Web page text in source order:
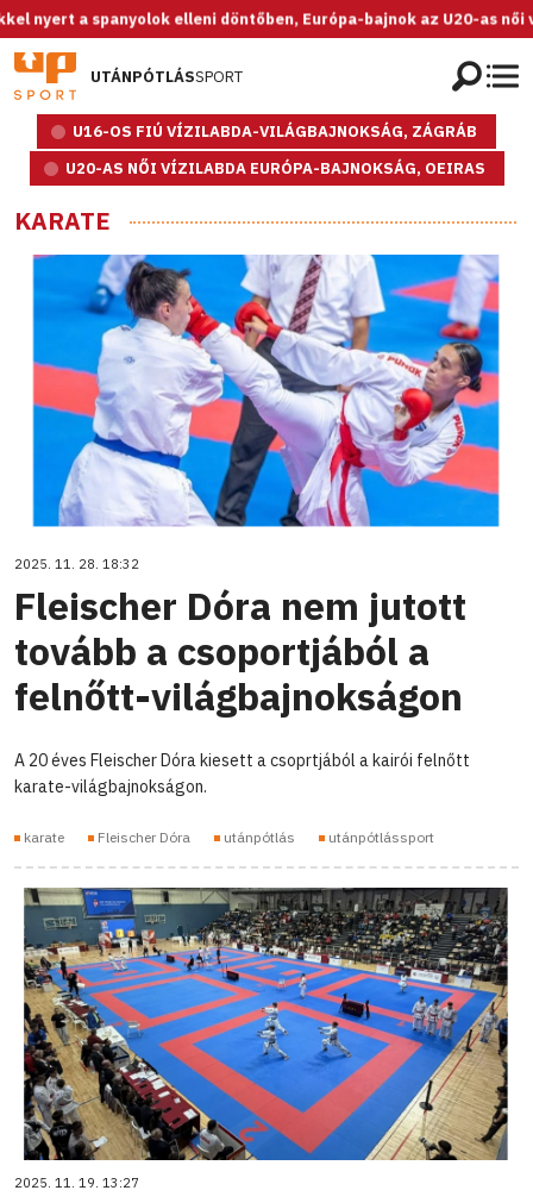
elleni döntőben, Európa-bajnok az U20-as női válogatott!
UTÁNPÓTLÁSSPORT
U16-OS FIÚ VÍZILABDA-VILÁGBAJNOKSÁG, ZÁGRÁB
U20-AS NŐI VÍZILABDA EURÓPA-BAJNOKSÁG, OEIRAS
KARATE
2025. 11. 28. 18:32
Fleischer Dóra nem jutott
tovább a csoportjából a
felnőtt-világbajnokságon
A 20 éves Fleischer Dóra kiesett a csoprtjából a kairói felnőtt
karate-világbajnokságon.
karate Fleischer Dóra utánpótlás utánpótlássport
2025. 11. 19. 13:27